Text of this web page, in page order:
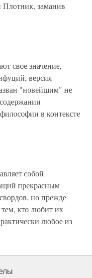
заманив
свое значение,
версия
"новейшим" не
в контексте
собой
прекрасным
но прежде
кто любит их
любое из